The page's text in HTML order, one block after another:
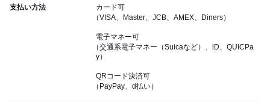
支払い方法
カード可
（VISA、Master、JCB、AMEX、Diners）
電子マネー可
（交通系電子マネー（Suicaなど）、iD、QUICPa
y）
QRコード決済可
（PayPay、d払い）